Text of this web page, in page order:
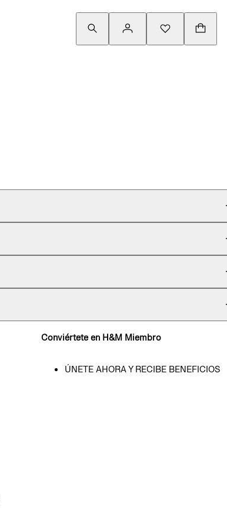
Conviértete en H&M Miembro
ÚNETE AHORA Y RECIBE BENEFICIOS